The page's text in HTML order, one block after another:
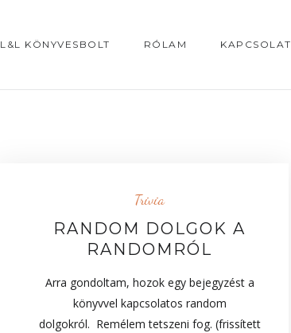
L&L KÖNYVESBOLT RÓLAM KAPCSOLAT
Trivia
RANDOM DOLGOK A
RANDOMRÓL
Arra gondoltam, hozok egy bejegyzést a
könyvvel kapcsolatos random
dolgokról. Remélem tetszeni fog. (frissített